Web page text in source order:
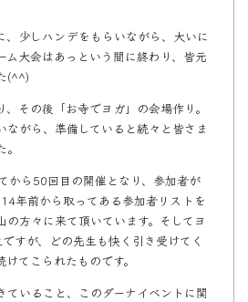
、少しハンデをもらいながら、大いに
ム大会はあっという間に終わり、皆元
(^^)
その後「お寺でヨガ」の会場作り。
ながら、準備していると続々と皆さま
から50回目の開催となり、参加者が
年前から取ってある参加者リストを
の方々に来て頂いています。そしてヨ
すが、どの先生も快く引き受けてく
てこられたものです。
ていること、このダーナイベントに関